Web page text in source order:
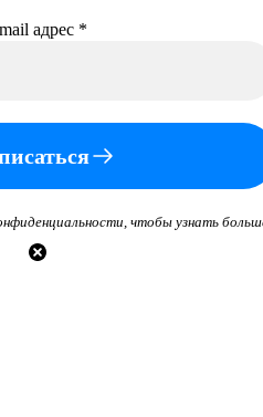
адрес *
чтобы узнать